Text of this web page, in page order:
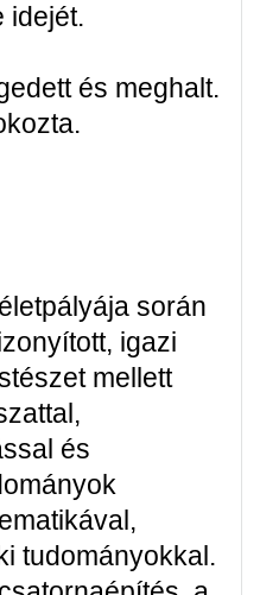
idejét.
és meghalt.
során
igazi
mellett
és
tudományokkal.